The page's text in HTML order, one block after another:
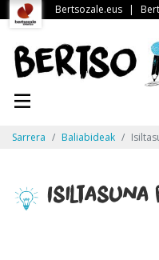
Bertsozale.eus |
Sarrera Baliabideak
Isiltasuna